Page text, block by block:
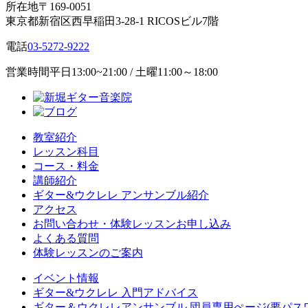
所在地〒169-0051
東京都新宿区西早稲田3-28-1 RICOSビル7階
電話03-5272-9222
営業時間平日13:00~21:00 / 土曜11:00～18:00
教室紹介
レッスン科目
コース・料金
講師紹介
ギター&ウクレレ アンサンブル紹介
アクセス
お問い合わせ・体験レッスンお申し込み
よくある質問
体験レッスンのご案内
イベント情報
ギター&ウクレレ 入門アドバイス